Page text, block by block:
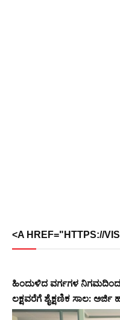
<A HREF="HTTPS://
ಹಿಂದುಳಿದ ವರ್ಗಗಳ ನಿಗಮದಿಂದ
ಲಕ್ಷವರೆಗೆ ಶೈಕ್ಷಣಿಕ ಸಾಲ: ಅರ್ಜಿ